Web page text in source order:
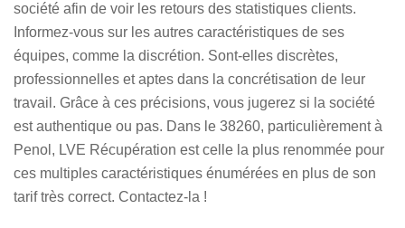
société afin de voir les retours des statistiques clients.
Informez-vous sur les autres caractéristiques de ses
équipes, comme la discrétion. Sont-elles discrètes,
professionnelles et aptes dans la concrétisation de leur
travail. Grâce à ces précisions, vous jugerez si la société
est authentique ou pas. Dans le 38260, particulièrement à
Penol, LVE Récupération est celle la plus renommée pour
ces multiples caractéristiques énumérées en plus de son
tarif très correct. Contactez-la !